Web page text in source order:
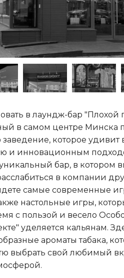
в лаундж-бар "Плохой
в самом центре Минска
заведение, которое удивит
и инновационным
уникальный бар, в котором
в компании
самые современные
настольные игры,
с пользой и весело
уделяется кальянам.
ароматы табака,
выбрать свой любимый